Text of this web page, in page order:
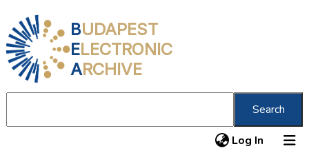
BUDAPEST
ELECTRONIC
ARCHIVE
Search
Log In (current)